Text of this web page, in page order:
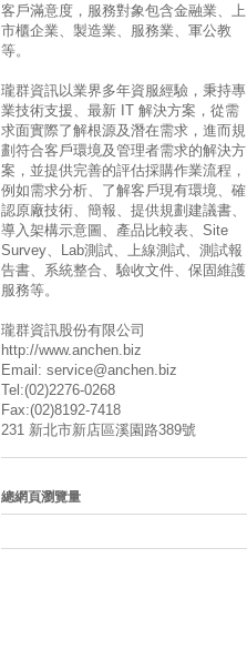
客戶滿意度，服務對象包含金融業、上
市櫃企業、製造業、服務業、軍公教
等。
瓏群資訊以業界多年資服經驗，秉持專
業技術支援、最新 IT 解決方案，從需
求面實際了解根源及潛在需求，進而規
劃符合客戶環境及管理者需求的解決方
案，並提供完善的評估採購作業流程，
例如需求分析、了解客戶現有環境、確
認原廠技術、簡報、提供規劃建議書、
導入架構示意圖、產品比較表、Site
Survey、Lab測試、上線測試、測試報
告書、系統整合、驗收文件、保固維護
服務等。
瓏群資訊股份有限公司
http://www.anchen.biz
Email: service@anchen.biz
Tel:(02)2276-0268
Fax:(02)8192-7418
231 新北市新店區溪園路389號
總網頁瀏覽量